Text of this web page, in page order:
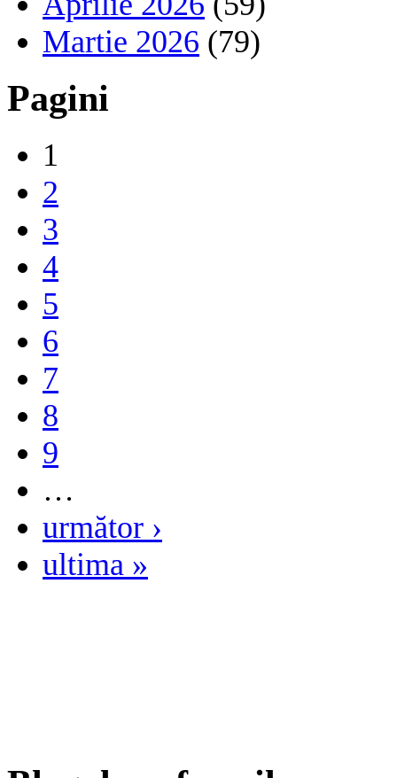
Martie 2026 (79)
Pagini
1
2
3
4
5
6
7
8
9
…
următor ›
ultima »